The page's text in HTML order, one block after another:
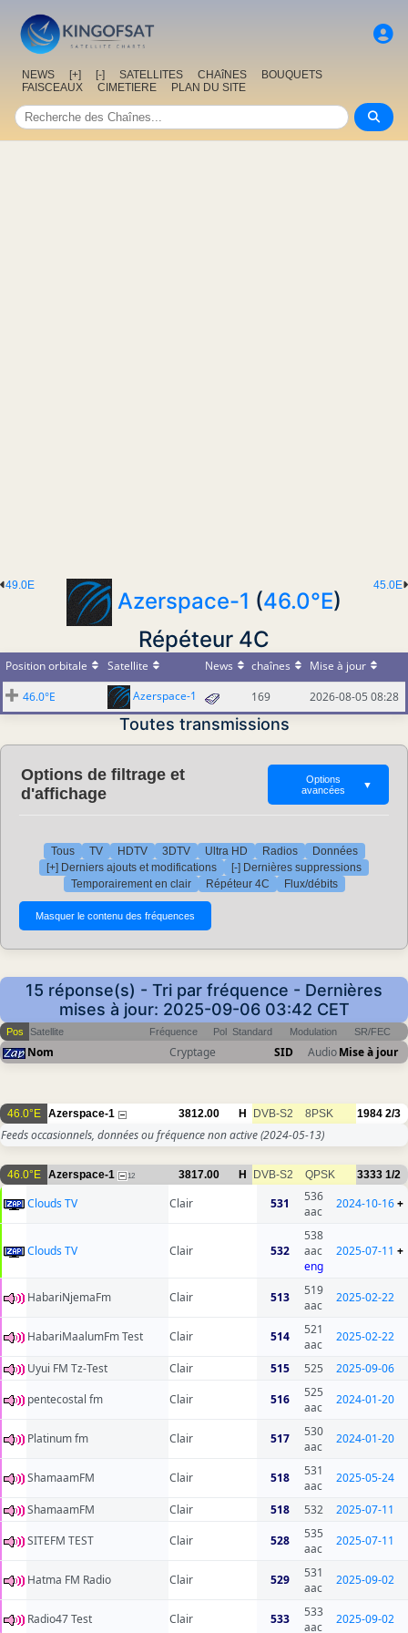
NEWS [+] [-] SATELLITES CHAîNES
BOUQUETS
FAISCEAUX
CIMETIERE PLAN DU SITE
45.0E
49.0E
Azerspace-1 (46.0°E)
Répéteur 4C
Position orbitale Satellite News chaînes
Mise à jour
46.0°E
Azerspace-1 169 2026-08-05 08:28
Toutes transmissions
Options de filtrage et
d'affichage
Options
avancées
▼
Tous TV HDTV 3DTV Ultra HD Radios
Données
[+] Derniers ajouts et modifications
[-] Dernières suppressions
Temporairement en clair
Répéteur 4C Flux/débits
15 réponse(s) - Tri par fréquence - Dernières
mises à jour: 2025-09-06 03:42 CET
Pos Satellite Fréquence Pol Standard Modulation SR/FEC
Nom Cryptage SID AudioMise à jour
46.0°E Azerspace-1 3812.00 H DVB-S2 8PSK 1984 2/3
Feeds occasionnels, données ou fréquence non active(2024-05-13)
46.0°E Azerspace-1 12 3817.00 H DVB-S2 QPSK 3333 1/2
Clouds TV Clair 531
536
aac
2024-10-16+
Clouds TV Clair 532
538
aac
eng
2025-07-11 +
HabariNjemaFm Clair 513
519
aac
2025-02-22
HabariMaalumFm Test Clair 514
521
aac
2025-02-22
Uyui FM Tz-Test Clair 515 525
2025-09-06
pentecostal fm
Clair 516
525
aac
2024-01-20
Platinum fm Clair 517
530
aac
2024-01-20
ShamaamFM Clair 518
531
aac
2025-05-24
ShamaamFM Clair 518 532
2025-07-11
SITEFM TEST
Clair 528
535
aac
2025-07-11
Hatma FM Radio Clair 529
531
aac
2025-09-02
Radio47 Test Clair 533
533
aac
2025-09-02